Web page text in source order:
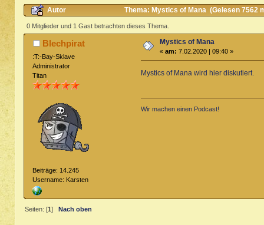
Autor Thema: Mystics of Mana (Gelesen 7562
0 Mitglieder und 1 Gast betrachten dieses Thema.
Blechpirat
:T:-Bay-Sklave
Administrator
Titan
Beiträge: 14.245
Username: Karsten
Mystics of Mana
«am: 7.02.2020 | 09:40 »
Mystics of Mana wird hier diskutiert.
Wir machen einen Podcast!
Seiten: [1] Nach oben